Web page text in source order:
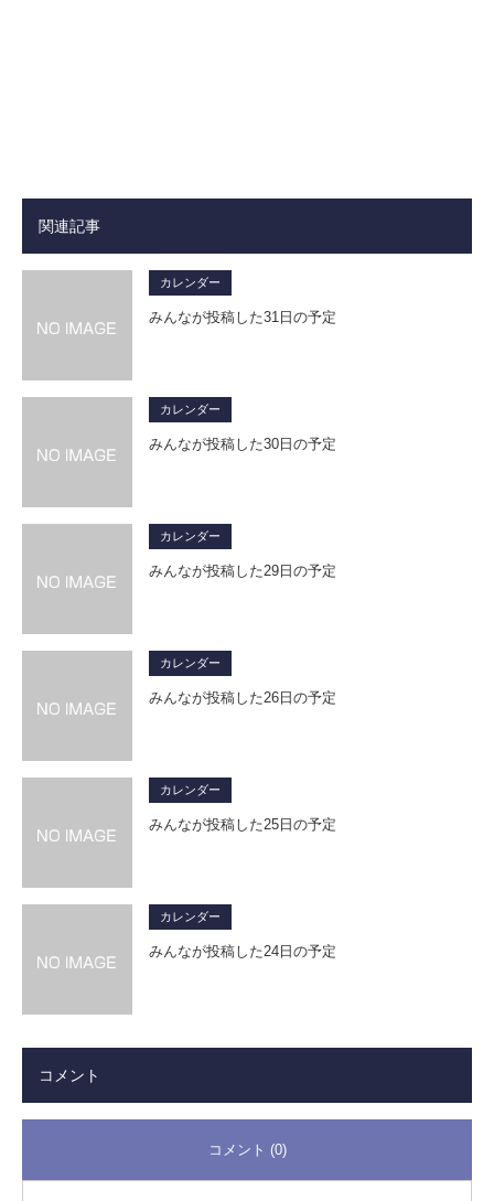
関連記事
カレンダー
みんなが投稿した31日の予定
カレンダー
みんなが投稿した30日の予定
カレンダー
みんなが投稿した29日の予定
カレンダー
みんなが投稿した26日の予定
カレンダー
みんなが投稿した25日の予定
カレンダー
みんなが投稿した24日の予定
コメント
コメント (0)